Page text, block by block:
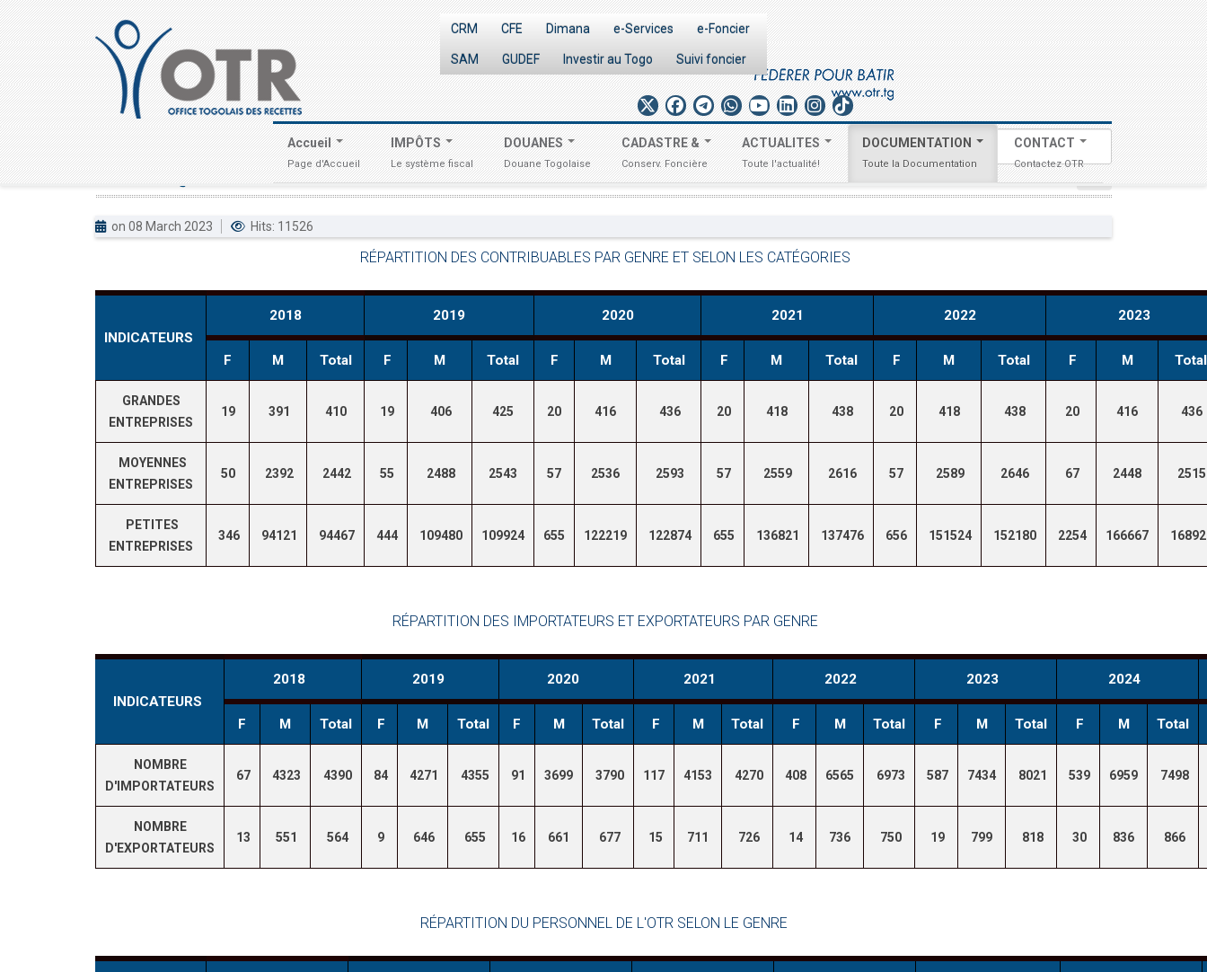
CRM CFE Dimana e-Services e-Foncier
SAM GUDEF Investir au Togo Suivi foncier
Search
...
Accueil
Page d'Accueil
IMPÔTS
Le système fiscal
DOUANES
Douane Togolaise
CADASTRE &
Conserv. Foncière
ACTUALITES
Toute l'actualité!
DOCUMENTATION
Toute la Documentation
CONTACT
Contactez OTR
STATISTIQUES LIÉES AU GENRE DANS LE CADRE DU B-READY
on 08 March 2023 Hits: 11526
RÉPARTITION DES CONTRIBUABLES PAR GENRE ET SELON LES CATÉGORIES
INDICATEURS
2018 2019 2020 2021 2022 2023
F M Total F M Total F M Total F M Total F M Total F M Total
GRANDES
ENTREPRISES
19 391 410 19 406 425 20 416 436 20 418 438 20 418 438 20 416 436
MOYENNES
ENTREPRISES
50 2392 2442 55 2488 2543 57 2536 2593 57 2559 2616 57 2589 2646 67 2448 2515
PETITES
ENTREPRISES
346 94121 94467 444 109480 109924 655 122219 122874 655 136821 137476 656 151524 152180 2254 166667
RÉPARTITION DES IMPORTATEURS ET EXPORTATEURS PAR GENRE
INDICATEURS
2018 2019 2020 2021 2022 2023 2024
F M Total F M Total F M Total F M Total F M Total F M Total F M Total
NOMBRE
D'IMPORTATEURS
67 4323 4390 84 4271 4355 91 3699 3790 117 4153 4270 408 6565 6973 587 7434 8021 539 6959 7498
NOMBRE
D'EXPORTATEURS
13 551 564 9 646 655 16 661 677 15 711 726 14 736 750 19 799 818 30 836 866
RÉPARTITION DU PERSONNEL DE L'OTR SELON LE GENRE